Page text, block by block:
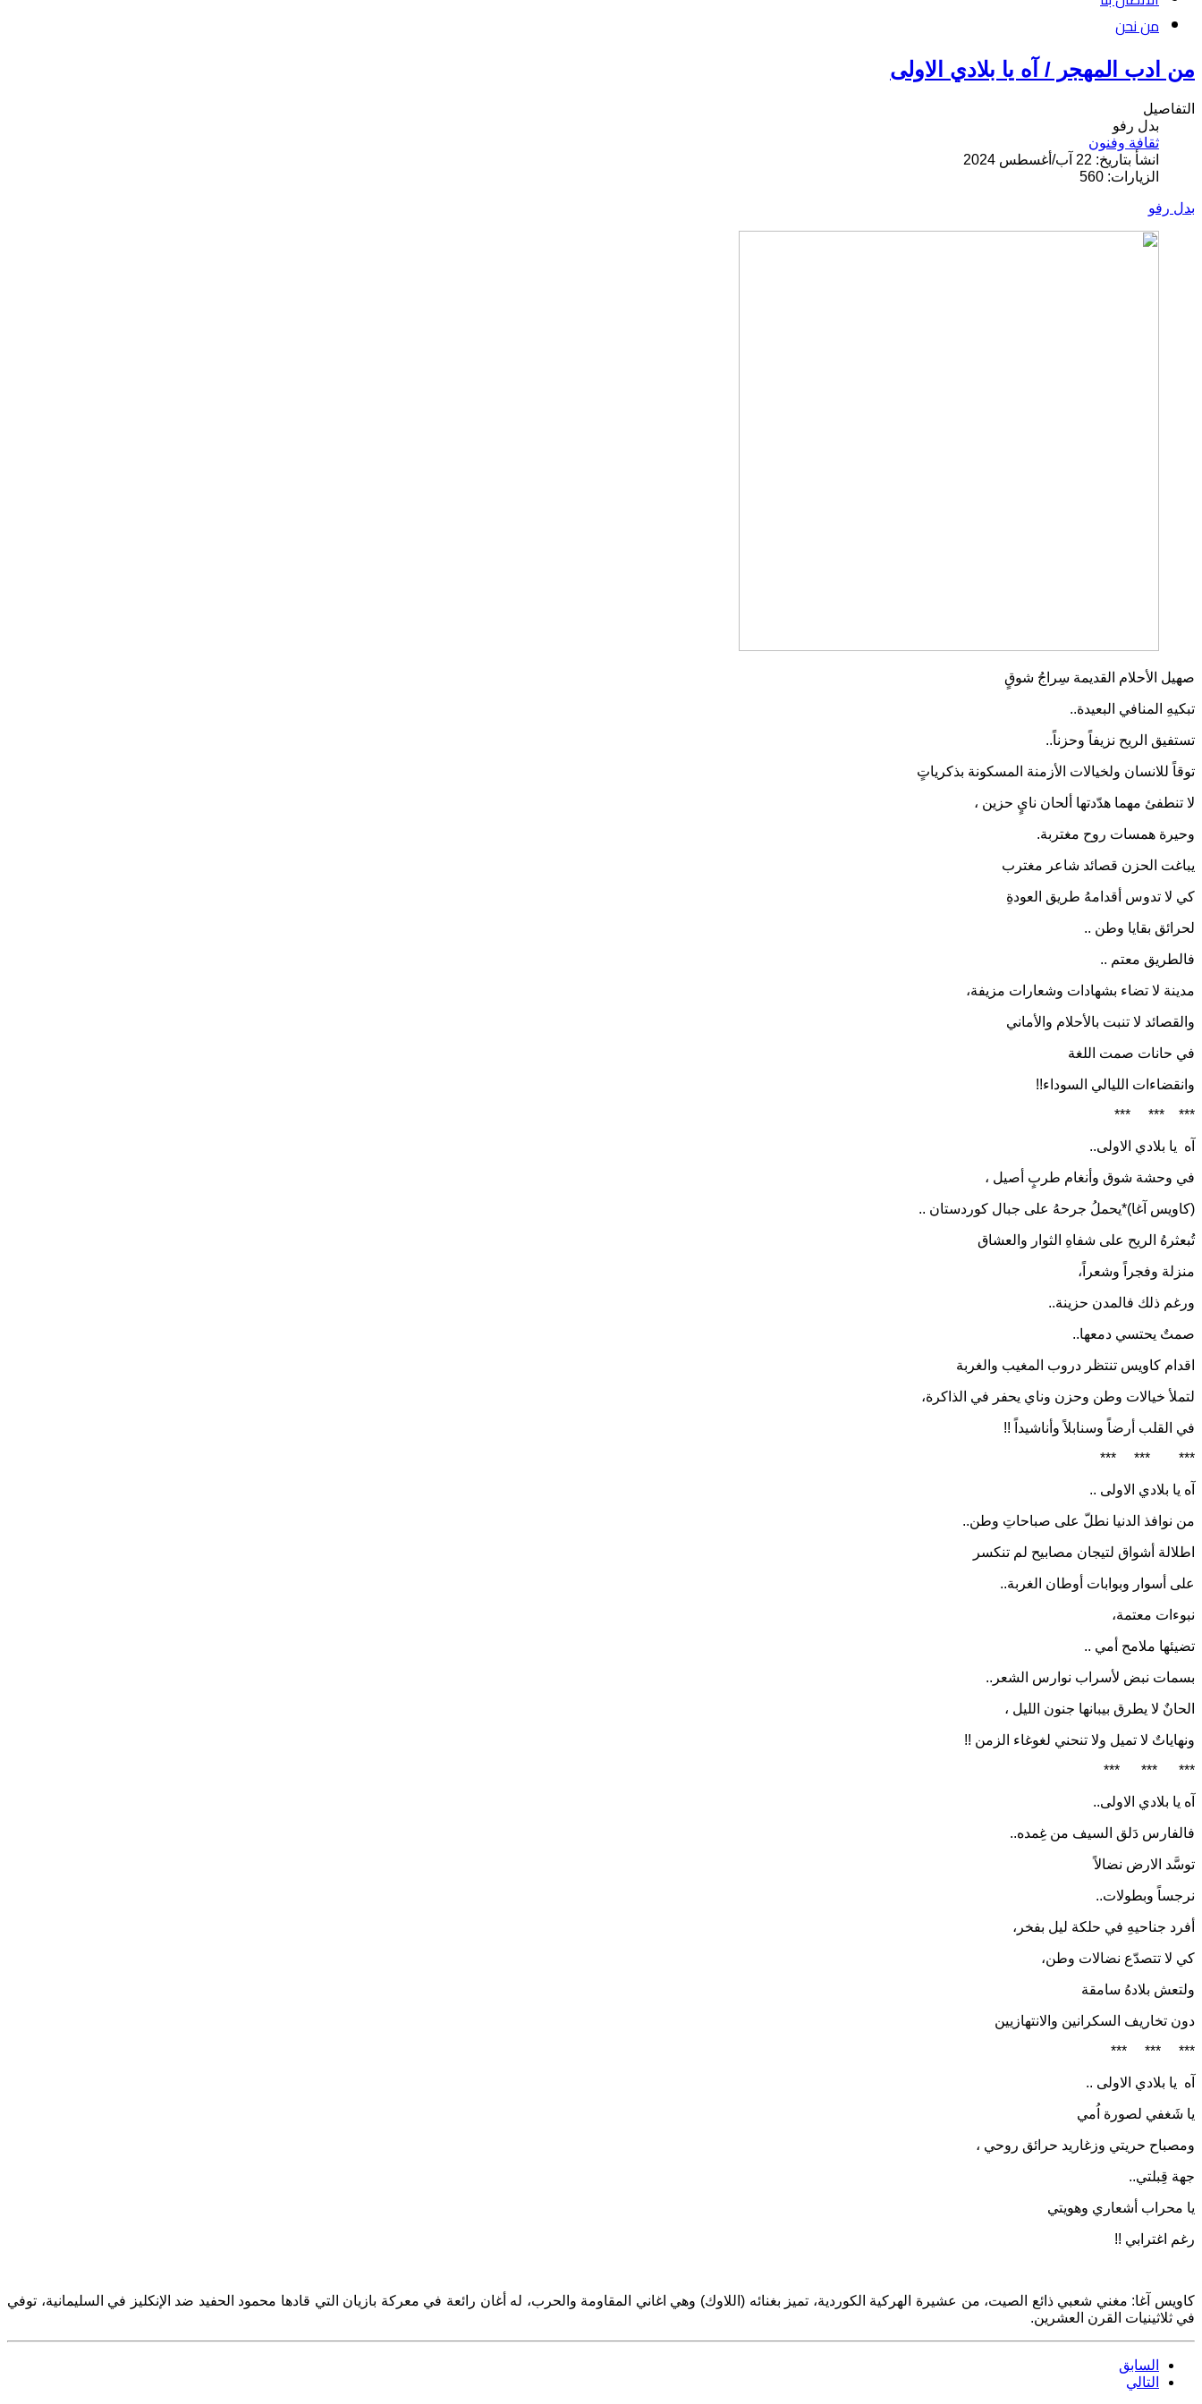
من نحن
من ادب المهجر / آه يا بلادي الاولى
التفاصيل
بدل رفو
ثقافة وفنون
انشأ بتاريخ: 22 آب/أغسطس 2024
الزيارات: 560
بدل رفو
صهيل الأحلام القديمة سِراجُ شوقٍ
تبكيهِ المنافي البعيدة..
تستفيق الريح نزيفاً وحزناً..
توقاً للانسان ولخيالات الأزمنة المسكونة بذكرياتٍ
لا تنطفئ مهما هدّدتها ألحان نايٍ حزين ،
وحيرة همسات روح مغتربة.
يباغت الحزن قصائد شاعر مغترب
كي لا تدوس أقدامهُ طريق العودةِ
لحرائق بقايا وطن ..
فالطريق معتم ..
مدينة لا تضاء بشهادات وشعارات مزيفة،
والقصائد لا تنبت بالأحلام والأماني
في حانات صمت اللغة
وانقضاءات الليالي السوداء!!
***
***
***
آه يا بلادي الاولى..
في وحشة شوق وأنغام طربٍ أصيل ،
(كاويس آغا)*يحملُ جرحهُ على جبال كوردستان ..
تُبعثرهُ الريح على شفاهِ الثوار والعشاق
منزلة وفجراً وشعراً،
ورغم ذلك فالمدن حزينة..
صمتٌ يحتسي دمعها..
اقدام كاويس تنتظر دروب المغيب والغربة
لتملأ خيالات وطن وحزن وناي يحفر في الذاكرة،
في القلب أرضاً وسنابلاً وأناشيداً !!
***
***
***
آه يا بلادي الاولى ..
من نوافذ الدنيا نطلّ على صباحاتِ وطن..
اطلالة أشواق لتيجان مصابيح لم تنكسر
على أسوار وبوابات أوطان الغربة..
نبوءات معتمة،
تضيئها ملامح أمي ..
بسمات نبض لأسراب نوارس الشعر..
الحانٌ لا يطرق بيبانها جنون الليل ،
ونهاياتٌ لا تميل ولا تنحني لغوغاء الزمن !!
***
***
***
آه يا بلادي الاولى..
فالفارس دَلق السيف من غِمده..
توسَّد الارض نضالاً
نرجساً وبطولات..
أفرد جناحيهِ في حلكة ليل بفخر،
كي لا تتصدّع نضالات وطن،
ولتعش بلادهُ سامقة
دون تخاريف السكرانين والانتهازيين
***
***
***
آه يا بلادي الاولى ..
يا شَغفي لصورة اُمي
ومصباح حريتي وزغاريد حرائق روحي ،
جهة قِبلتي..
يا محراب أشعاري وهويتي
رغم اغترابي !!
كاويس آغا: مغني شعبي ذائع الصيت، من عشيرة الهركية الكوردية، تميز بغنائه (اللاوك) وهي اغاني المقاومة والحرب، له أغان رائعة في معركة بازيان التي قادها محمود الحفيد ضد الإنكليز في السليمانية، توفي
في ثلاثينيات القرن العشرين.
السابق
التالي